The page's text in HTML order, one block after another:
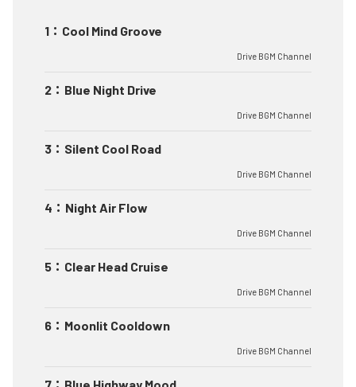
1 ： Cool Mind Groove
Drive BGM Channel
2 ： Blue Night Drive
Drive BGM Channel
3 ： Silent Cool Road
Drive BGM Channel
4 ： Night Air Flow
Drive BGM Channel
5 ： Clear Head Cruise
Drive BGM Channel
6 ： Moonlit Cooldown
Drive BGM Channel